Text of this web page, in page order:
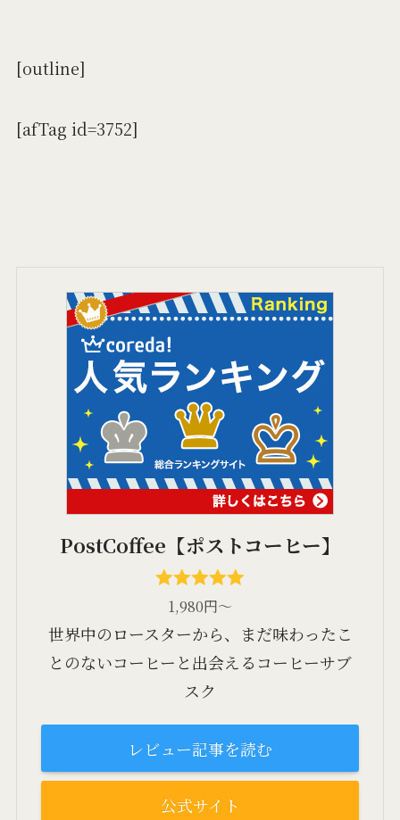
[outline]
[afTag id=3752]
PostCoffee【ポストコーヒー】
1,980円～
世界中のロースターから、まだ味わったこ
とのないコーヒーと出会えるコーヒーサブ
スク
レビュー記事を読む
公式サイト